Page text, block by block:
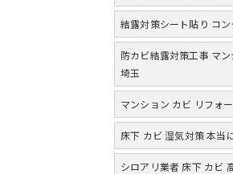
結露対策シート貼り コ
防カビ結露対策工事 マ
埼玉
マンション カビ リフォ
床下 カビ 湿気対策 本当
シロアリ業者 床下 カビ